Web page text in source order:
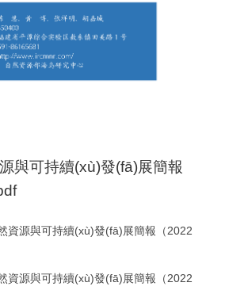
與可持續(xù)發(fā)展簡報
資源與可持續(xù)發(fā)展簡報（2022
資源與可持續(xù)發(fā)展簡報（2022